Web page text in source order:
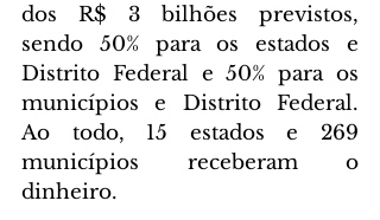
dos R$ 3 bilhões previstos,
sendo 50% para os estados e
Distrito Federal e 50% para os
municípios e Distrito Federal.
Ao todo, 15 estados e 269
municípios receberam o
dinheiro.